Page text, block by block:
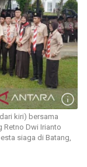
kiri) bersama
Retno Dwi Irianto
siaga di Batang,